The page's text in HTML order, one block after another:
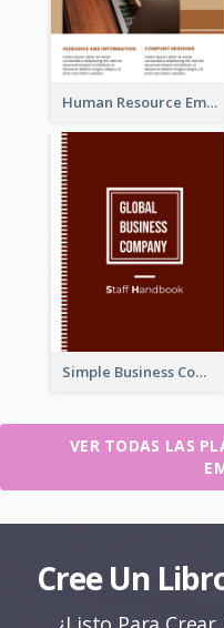
Human Resource Employee Handbook
Simple Business Company Employee Handbook
VER TODAS LAS
Cree Un